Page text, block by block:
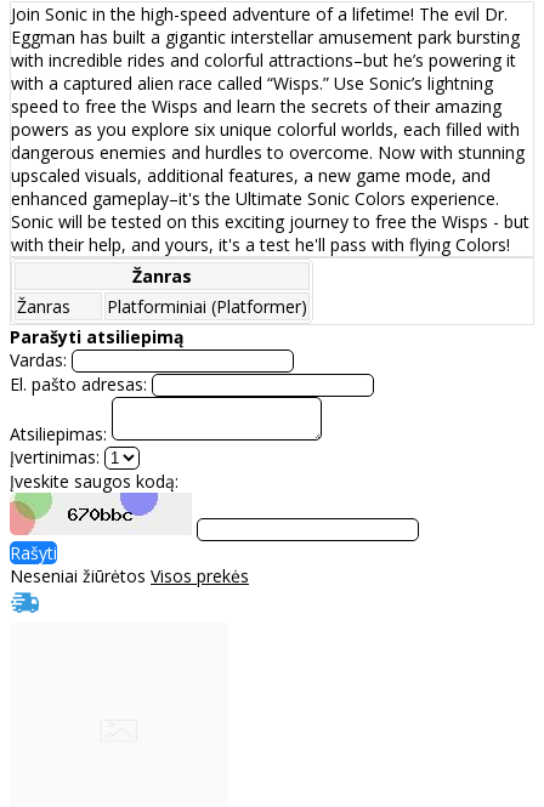
Join Sonic in the high-speed adventure of a lifetime! The evil Dr.
Eggman has built a gigantic interstellar amusement park bursting
with incredible rides and colorful attractions–but he’s powering it
with a captured alien race called “Wisps.” Use Sonic’s lightning
speed to free the Wisps and learn the secrets of their amazing
powers as you explore six unique colorful worlds, each filled with
dangerous enemies and hurdles to overcome. Now with stunning
upscaled visuals, additional features, a new game mode, and
enhanced gameplay–it's the Ultimate Sonic Colors experience.
Sonic will be tested on this exciting journey to free the Wisps - but
with their help, and yours, it's a test he'll pass with flying Colors!
Žanras
Žanras
Platforminiai (Platformer)
Parašyti atsiliepimą
Vardas:
El. pašto adresas:
Atsiliepimas:
Įvertinimas:
Įveskite saugos kodą:
Rašyti
Neseniai žiūrėtos Visos prekės